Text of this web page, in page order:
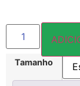
Tamanho